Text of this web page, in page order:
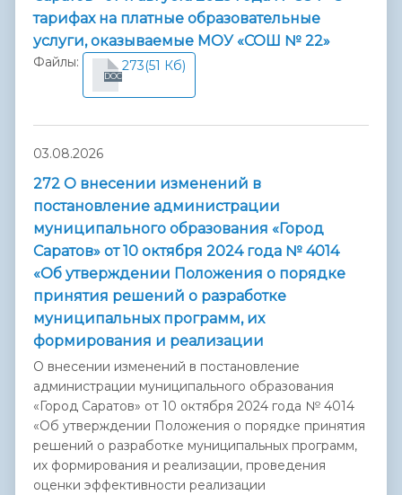
тарифах на платные образовательные
услуги, оказываемые МОУ «СОШ № 22»
Файлы:
DOC
273(51 Кб)
03.08.2026
272 О внесении изменений в
постановление администрации
муниципального образования «Город
Саратов» от 10 октября 2024 года № 4014
«Об утверждении Положения о порядке
принятия решений о разработке
муниципальных программ, их
формирования и реализации
О внесении изменений в постановление
администрации муниципального образования
«Город Саратов» от 10 октября 2024 года № 4014
«Об утверждении Положения о порядке принятия
решений о разработке муниципальных программ,
их формирования и реализации, проведения
оценки эффективности реализации